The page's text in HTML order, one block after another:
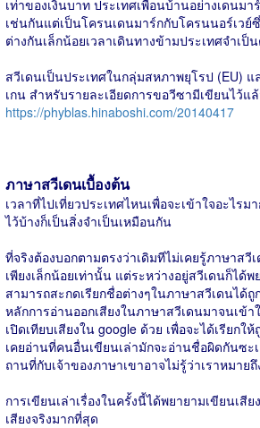
เท่าของเงินบาท ประเทศเพื่อนบ้านอย่างเดนม
เช่นกันแต่เป็นโครนเดนมาร์กกับโครนนอร์เวย์
ต่างกันเล็กน้อยเวลาเดินทางข้ามประเทศจำเป็
สวีเดนเป็นประเทศในกลุ่มสหภาพยุโรป (EU) แ
เกน สำหรับรายละเอียดการขอวีซามีเขียนไว้แ
https://phyblas.hinaboshi.com/20140417
ภาษาสวีเดนเบื้องต้น
เวลาที่ไปเที่ยวประเทศไหนเพื่อจะเข้าใจอะไร
ไว้บ้างก็เป็นสิ่งจำเป็นเหมือนกัน
ที่จริงต้องบอกตามตรงว่าเดิมทีไม่เคยรู้ภาษาสวี
เพียงเล็กน้อยเท่านั้น แต่ระหว่างอยู่สวีเดนก็ได้
สามารถสะกดเรียกชื่อต่างๆในภาษาสวีเดนได้ถู
หลักการอ่านออกเสียงในภาษาสวีเดนมาจนเข้
เปิดเทียบเสียงใน google ด้วย เพื่อจะได้เรียกใ
เคยอ่านที่คนอื่นเขียนเล่ามักจะอ่านชื่อผิดกันซะ
ถานที่กับเจ้าของภาษาเขาอาจไม่รู้ว่าเราหมาย
การเขียนเล่าเรื่องในครั้งนี้ได้พยายามเขียนเสี
เสียงจริงมากที่สุด